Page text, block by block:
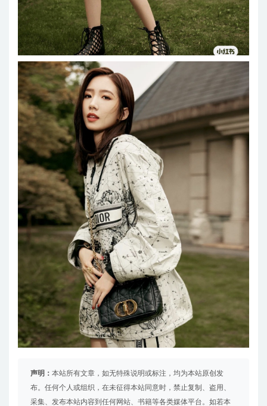
声明： 本站所有文章，如无特殊说明或标注，均为本站原创发
布。任何个人或组织，在未征得本站同意时，禁止复制、盗用、
采集、发布本站内容到任何网站、书籍等各类媒体平台。如若本